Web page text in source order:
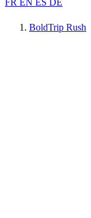
FR EN ES DE
BoldTrip Rush